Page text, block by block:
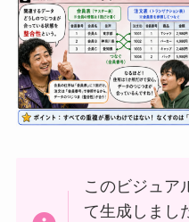
このビジュア
て生成しまし